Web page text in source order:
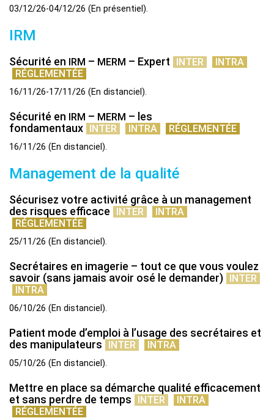
03/12/26-04/12/26 (En présentiel )
IRM
Sécurité en IRM – MERM – Expert INTER
INTRA
RÉGLEMENTÉE
16/11/26-17/11/26 (En distanciel )
Sécurité en IRM – MERM – les
fondamentaux INTER INTRA RÉGLEMENTÉE
16/11/26 (En distanciel )
Management de la qualité
Sécurisez votre activité grâce à un management
des risques efficace INTER
INTRA
RÉGLEMENTÉE
25/11/26 (En distanciel )
Secrétaires en imagerie – tout ce que vous voulez
savoir (sans jamais avoir osé le demander) INTER
INTRA
06/10/26 (En distanciel )
Patient mode d’emploi à l’usage des secrétaires et
des manipulateurs
INTER INTRA
05/10/26 (En distanciel )
Mettre en place sa démarche qualité efficacement
et sans perdre de temps
INTER
INTRA
RÉGLEMENTÉE